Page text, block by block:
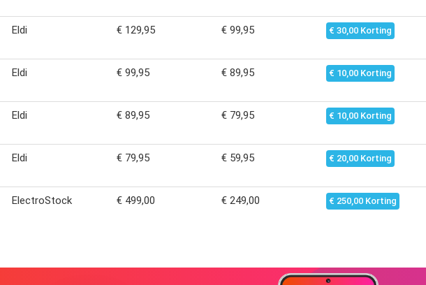
Eldi € 129,95 € 99,95 € 30,00 Korting
Eldi € 99,95 € 89,95 € 10,00 Korting
Eldi € 89,95 € 79,95 € 10,00 Korting
Eldi € 79,95 € 59,95 € 20,00 Korting
ElectroStock € 499,00 € 249,00 € 250,00 Korting